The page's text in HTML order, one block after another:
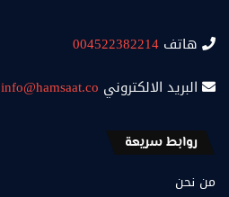
هاتف 004522382214
البريد الالكتروني info@hamsaat.co
روابط سريعة
من نحن